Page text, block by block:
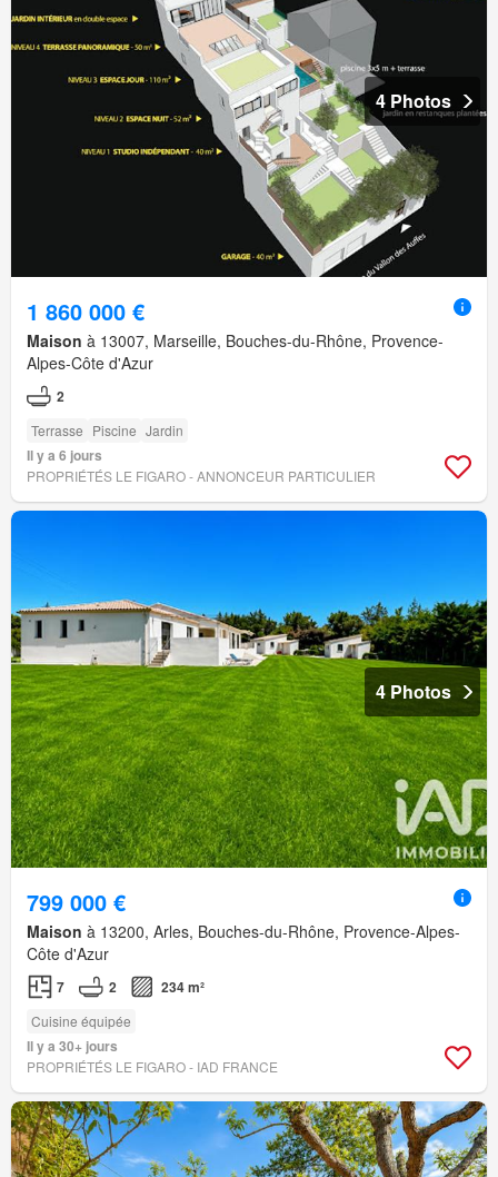
4 Photos
1 860 000 €
Maison à 13007, Marseille, Bouches-du-Rhône, Provence-
Alpes-Côte d'Azur
2
Terrasse Piscine Jardin
Il y a 6 jours
PROPRIÉTÉS LE FIGARO - ANNONCEUR PARTICULIER
4 Photos
799 000 €
Maison à 13200, Arles, Bouches-du-Rhône, Provence-Alpes-
Côte d'Azur
7 2 234 m²
Cuisine équipée
Il y a 30+ jours
PROPRIÉTÉS LE FIGARO - IAD FRANCE